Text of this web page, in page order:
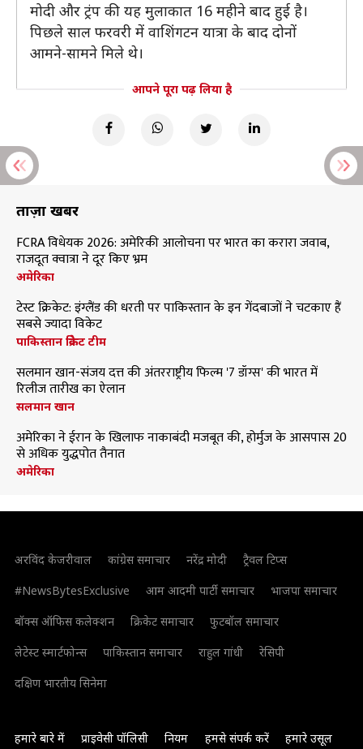
मोदी और ट्रंप की यह मुलाकात 16 महीने बाद हुई है।
पिछले साल फरवरी में वाशिंगटन यात्रा के बाद दोनों
आमने-सामने मिले थे।
आपने पूरा पढ़ लिया है
ताज़ा खबरें
FCRA विधेयक 2026: अमेरिकी आलोचना पर भारत का करारा जवाब,
राजदूत क्वात्रा ने दूर किए भ्रम
अमेरिका
टेस्ट क्रिकेट: इंग्लैंड की धरती पर पाकिस्तान के इन गेंदबाजों ने चटकाए हैं
सबसे ज्यादा विकेट
पाकिस्तान क्रिकेट टीम
सलमान खान-संजय दत्त की अंतरराष्ट्रीय फिल्म '7 डॉग्स' की भारत में
रिलीज तारीख का ऐलान
सलमान खान
अमेरिका ने ईरान के खिलाफ नाकाबंदी मजबूत की, होर्मुज के आसपास 20
से अधिक युद्धपोत तैनात
अमेरिका
अरविंद केजरीवाल कांग्रेस समाचार नरेंद्र मोदी
ट्रैवल टिप्स
#NewsBytesExclusive
आम आदमी पार्टी समाचार
भाजपा समाचार
बॉक्स ऑफिस कलेक्शन
क्रिकेट समाचार
फुटबॉल समाचार
लेटेस्ट स्मार्टफोन्स
पाकिस्तान समाचार राहुल गांधी
रेसिपी
दक्षिण भारतीय सिनेमा
हमारे बारे में प्राइवेसी पॉलिसी नियम हमसे संपर्क करें हमारे उसूल